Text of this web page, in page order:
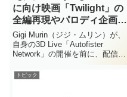
に向け映画「Twilight」の
全編再現やパロディ企画に
ついて語る
Gigi Murin（ジジ・ムリン）が、
自身の3D Live「Autofister
Network」の開催を前に、配信内
で映画「Twilight」の再現企画に
ついて語りました。著作権を考慮
して名前を変更した「パロディ
トピック